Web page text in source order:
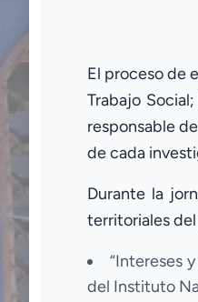
El proceso de
Trabajo
responsable
de cada
Durante la
territoriales del
“Intereses
del Instituto